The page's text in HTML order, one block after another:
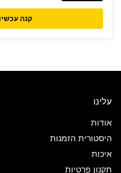
קנה עכשיו
עלינו
אודות
היסטורית הזמנות
איכות
תקנון פרטיות